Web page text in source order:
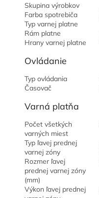
Skupina výrobkov
Farba spotrebiča
Typ varnej platne
Rám platne
Hrany varnej platne
Ovládanie
Typ ovládania
Časovač
Varná platňa
Počet všetkých
varných miest
Typ ľavej prednej
varnej zóny
Rozmer ľavej
prednej varnej zóny
(mm)
Výkon ľavej prednej